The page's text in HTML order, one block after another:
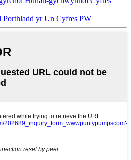
yr Un Cyfres PW